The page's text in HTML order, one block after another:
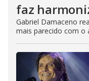
faz
Gabriel Damaceno
mais parecido com o